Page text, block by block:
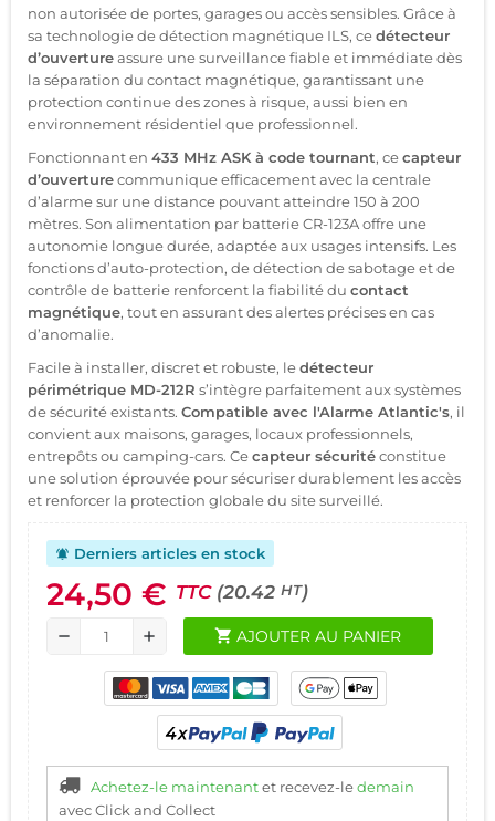
non autorisée de portes, garages ou accès sensibles. Grâce à
sa technologie de détection magnétique ILS, cedétecteur
d’ouvertureassure une surveillance fiable et immédiate dès
la séparation du contact magnétique, garantissant une
protection continue des zones à risque, aussi bien en
environnement résidentiel que professionnel.
Fonctionnant en 433 MHz ASK à code tournant, cecapteur
d’ouverturecommunique efficacement avec la centrale
d’alarme sur une distance pouvant atteindre 150 à 200
mètres. Son alimentation par batterie CR-123A offre une
autonomie longue durée, adaptée aux usages intensifs. Les
fonctions d’auto-protection, de détection de sabotage et de
contrôle de batterie renforcent la fiabilité du contact
magnétique, tout en assurant des alertes précises en cas
d’anomalie.
Facile à installer, discret et robuste, ledétecteur
périmétrique MD-212R s’intègre parfaitement aux systèmes
de sécurité existants. Compatible avec l'Alarme Atlantic's, il
convient aux maisons, garages, locaux professionnels,
entrepôts ou camping-cars. Cecapteur sécuritéconstitue
une solution éprouvée pour sécuriser durablement les accès
et renforcer la protection globale du site surveillé.
notifications_active Derniers articles en stock
24,50 € TTC (20.42 HT)
remove add shopping_cart AJOUTER AU PANIER
Achetez-le maintenantet recevez-ledemain
avec Click and Collect